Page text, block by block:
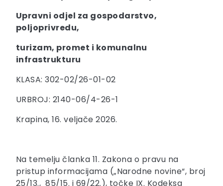
Upravni odjel za gospodarstvo,
poljoprivredu,
turizam, promet i komunalnu
infrastrukturu
KLASA: 302-02/26-01-02
URBROJ: 2140-06/4-26-1
Krapina, 16. veljače 2026.
Na temelju članka 11. Zakona o pravu na
pristup informacijama („Narodne novine“, broj
25/13., 85/15. i 69/22.), točke IX. Kodeksa